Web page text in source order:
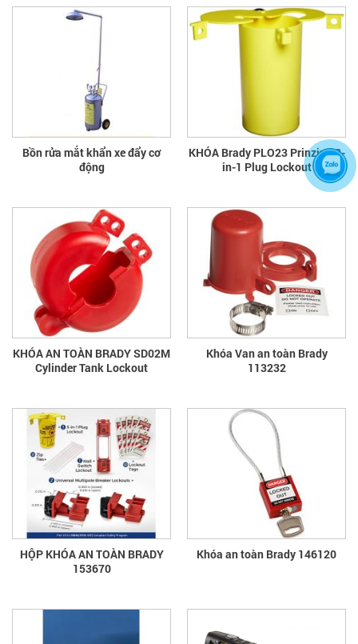
Bồn rửa mắt khẩn xe đẩy cơ
động
KHÓA Brady PLO23 Prinzing 3-
in-1 Plug Lockout
KHÓA AN TOÀN BRADY SD02M
Cylinder Tank Lockout
Khóa Van an toàn Brady
113232
HỘP KHÓA AN TOÀN BRADY
153670
Khóa an toàn Brady 146120